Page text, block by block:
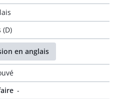
en anglais
-